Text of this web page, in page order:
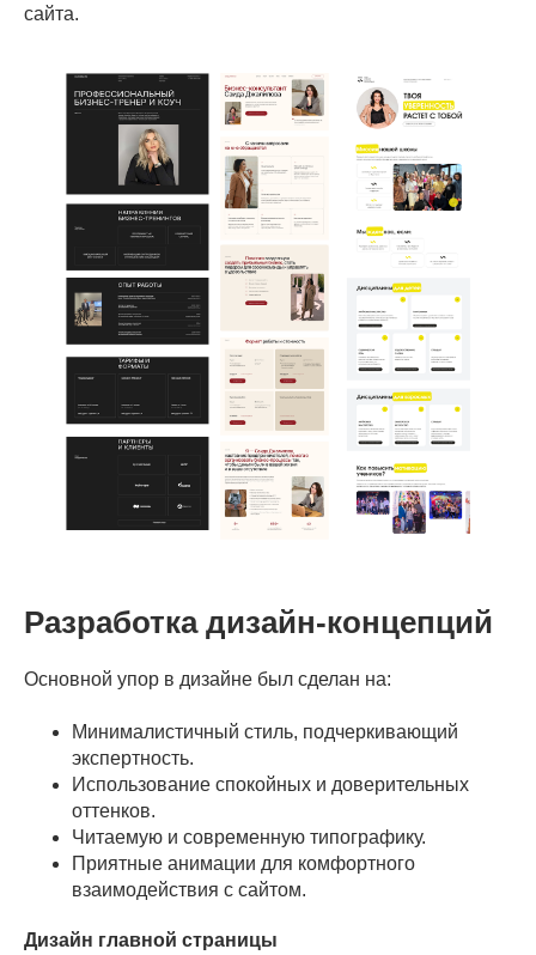
сайта.
Разработка дизайн-концепций
Основной упор в дизайне был сделан на:
Минималистичный стиль, подчеркивающий
экспертность.
Использование спокойных и доверительных
оттенков.
Читаемую и современную типографику.
Приятные анимации для комфортного
взаимодействия с сайтом.
Дизайн главной страницы